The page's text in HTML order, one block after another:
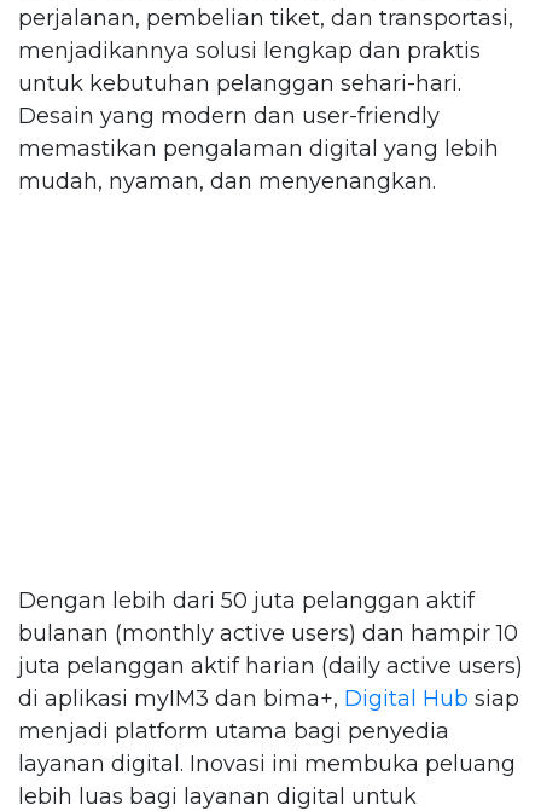
perjalanan, pembelian tiket, dan transportasi,
menjadikannya solusi lengkap dan praktis
untuk kebutuhan pelanggan sehari-hari.
Desain yang modern dan user-friendly
memastikan pengalaman digital yang lebih
mudah, nyaman, dan menyenangkan.
Dengan lebih dari 50 juta pelanggan aktif
bulanan (monthly active users) dan hampir 10
juta pelanggan aktif harian (daily active users)
di aplikasi myIM3 dan bima+, Digital Hub siap
menjadi platform utama bagi penyedia
layanan digital. Inovasi ini membuka peluang
lebih luas bagi layanan digital untuk